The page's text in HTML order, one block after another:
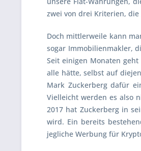
zwei von drei Kriterien,
Doch mittlerweile kann
sogar Immobilienmakler,
Seit einigen Monaten
alle hätte, selbst auf
Mark Zuckerbergdafür
Vielleicht werden es also
2017 hat Zuckerberg in
wird. Ein bereits
jegliche Werbung für